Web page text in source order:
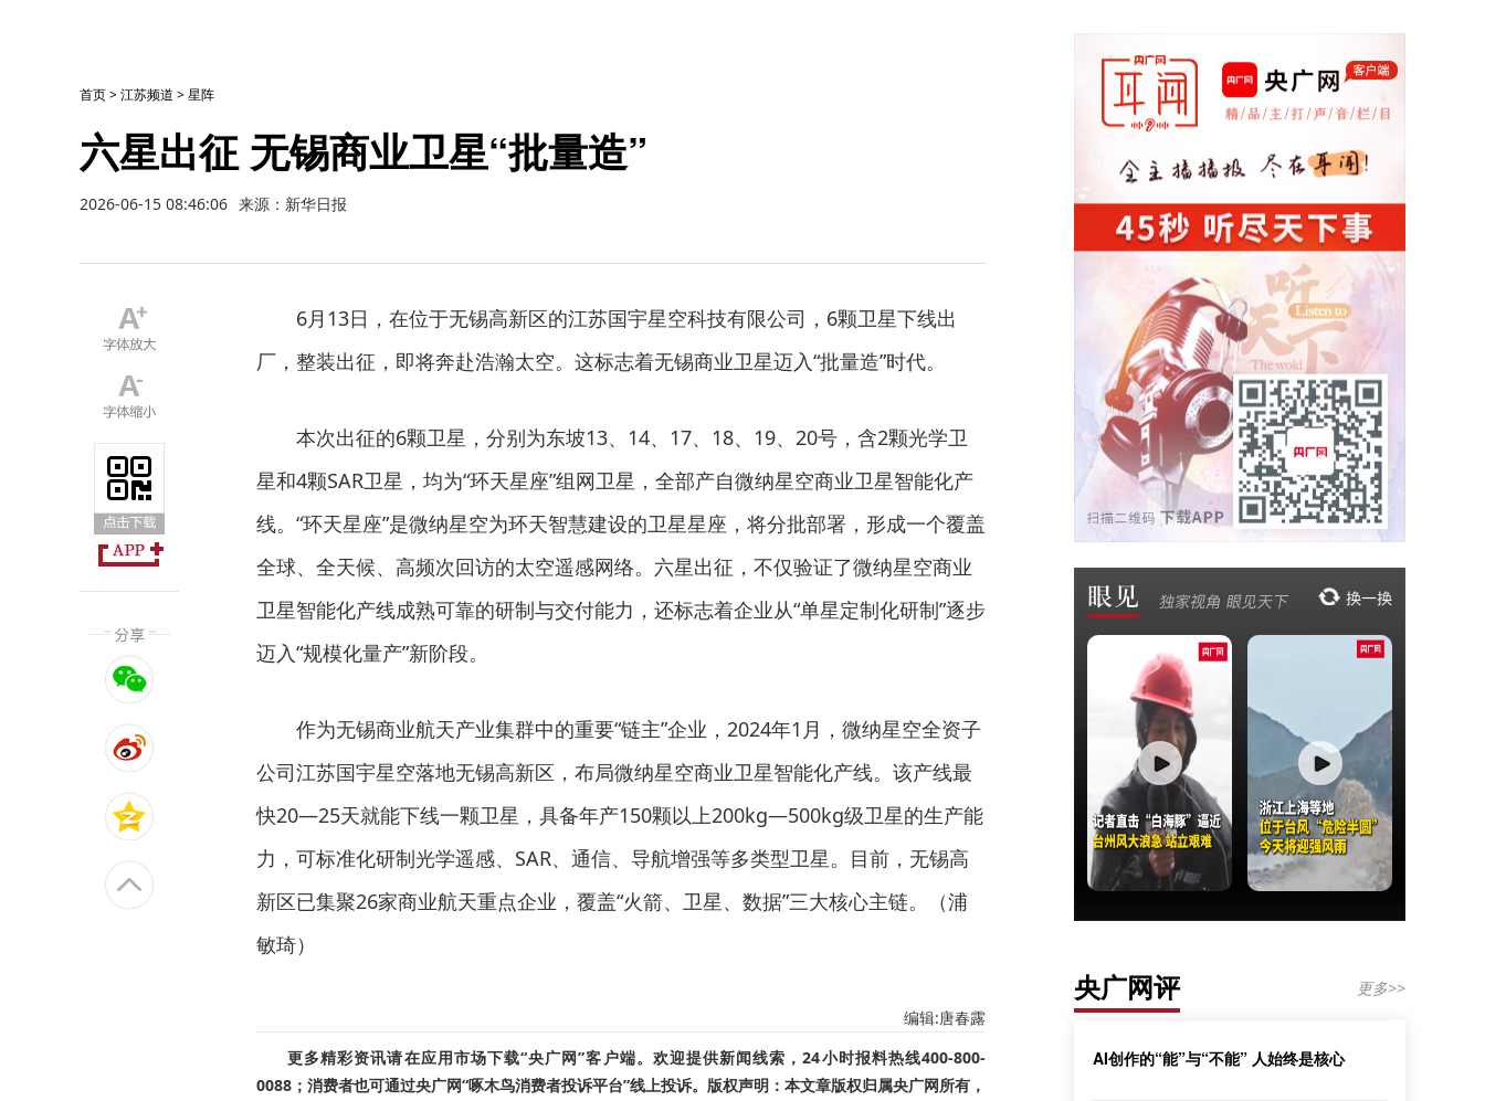
首页>江苏频道 >星阵
六星出征 无锡商业卫星“批量造”
2026-06-15 08:46:06 来源：新华日报
6月13日，在位于无锡高新区的江苏国宇星空科技有限公司，6颗卫星下线出
厂，整装出征，即将奔赴浩瀚太空。这标志着无锡商业卫星迈入“批量造”时代。
本次出征的6颗卫星，分别为东坡13、14、17、18、19、20号，含2颗光学卫
星和4颗SAR卫星，均为“环天星座”组网卫星，全部产自微纳星空商业卫星智能化产
线。“环天星座”是微纳星空为环天智慧建设的卫星星座，将分批部署，形成一个覆盖
全球、全天候、高频次回访的太空遥感网络。六星出征，不仅验证了微纳星空商业
卫星智能化产线成熟可靠的研制与交付能力，还标志着企业从“单星定制化研制”逐步
迈入“规模化量产”新阶段。
作为无锡商业航天产业集群中的重要“链主”企业，2024年1月，微纳星空全资子
公司江苏国宇星空落地无锡高新区，布局微纳星空商业卫星智能化产线。该产线最
快20—25天就能下线一颗卫星，具备年产150颗以上200kg—500kg级卫星的生产能
力，可标准化研制光学遥感、SAR、通信、导航增强等多类型卫星。目前，无锡高
新区已集聚26家商业航天重点企业，覆盖“火箭、卫星、数据”三大核心主链。（浦
敏琦）
编辑:唐春露
更多精彩资讯请在应用市场下载“央广网”客户端。欢迎提供新闻线索，24小时报料热线400-800-
0088；消费者也可通过央广网“啄木鸟消费者投诉平台”线上投诉。版权声明：本文章版权归属央广网所有，
央广网评 更多>>
AI创作的“能”与“不能” 人始终是核心